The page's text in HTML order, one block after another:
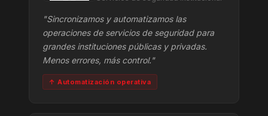
"Sincronizamos y automatizamos las
operaciones de servicios de seguridad para
grandes instituciones públicas y privadas.
Menos errores, más control."
↑ Automatización operativa